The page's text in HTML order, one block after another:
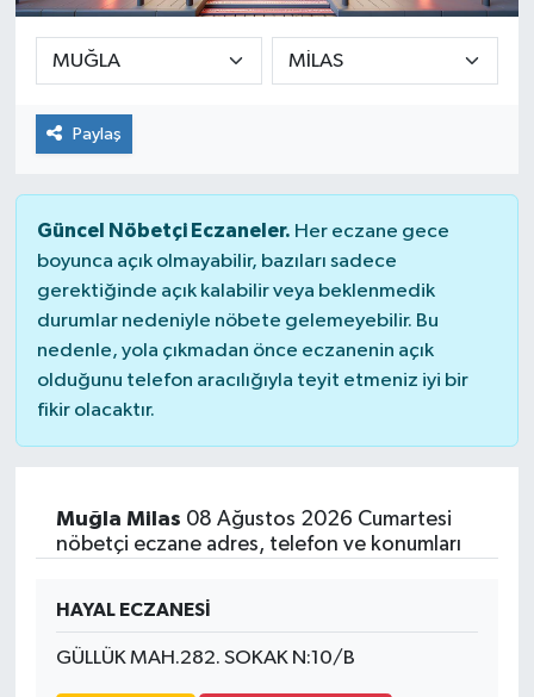
Paylaş
Güncel Nöbetçi Eczaneler. Her eczane gece
boyunca açık olmayabilir, bazıları sadece
gerektiğinde açık kalabilir veya beklenmedik
durumlar nedeniyle nöbete gelemeyebilir. Bu
nedenle, yola çıkmadan önce eczanenin açık
olduğunu telefon aracılığıyla teyit etmeniz iyi bir
fikir olacaktır.
Muğla Milas 08 Ağustos 2026 Cumartesi
nöbetçi eczane adres, telefon ve konumları
HAYAL ECZANESİ
GÜLLÜK MAH.282. SOKAK N:10/B